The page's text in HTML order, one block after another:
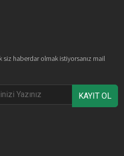
siz haberdar olmak istiyorsanız mail
KAYIT OL